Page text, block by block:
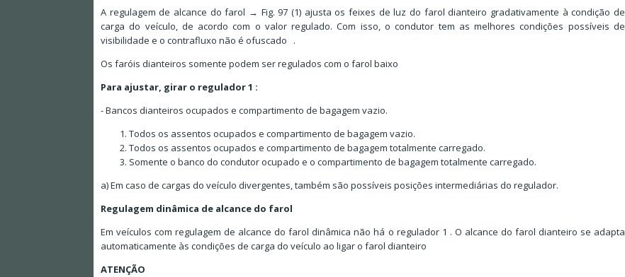
A regulagem de alcance do farol → Fig. 97 (1) ajusta os feixes de luz do farol dianteiro gradativamente à condição de
carga do veículo, de acordo com o valor regulado. Com isso, o condutor tem as melhores condições possíveis de
visibilidade e o contrafluxo não é ofuscado .
Os faróis dianteiros somente podem ser regulados com o farol baixo
Para ajustar, girar o regulador 1 :
- Bancos dianteiros ocupados e compartimento de bagagem vazio.
Todos os assentos ocupados e compartimento de bagagem vazio.
Todos os assentos ocupados e compartimento de bagagem totalmente carregado.
Somente o banco do condutor ocupado e o compartimento de bagagem totalmente carregado.
a) Em caso de cargas do veículo divergentes, também são possíveis posições intermediárias do regulador.
Regulagem dinâmica de alcance do farol
Em veículos com regulagem de alcance do farol dinâmica não há o regulador 1 . O alcance do farol dianteiro se adapta
automaticamente às condições de carga do veículo ao ligar o farol dianteiro
ATENÇÃO